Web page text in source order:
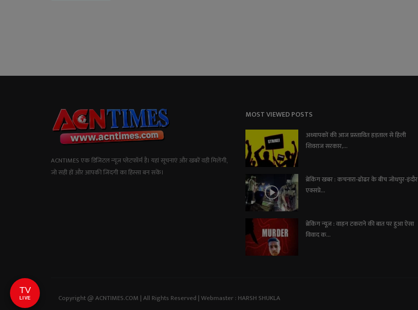
ACNTIMES एक डिजिटल न्यूज प्लेटफॉर्म है। यहां सूचनाएं और खबरें वही मिलेंगी,
जो सही हों और आपकी जिंदगी का हिस्सा बन सकें।
MOST VIEWED POSTS
अध्यापकों की आज प्रस्तावित हड़ताल से हिली
शिवराज सरकार,...
ब्रेकिंग खबर : कचनारा-ढोढर के बीच जोधपुर-इंदौर
एक्सप्रे...
ब्रेकिंग न्यूज़ : वाहन टकराने की बात पर हुआ ऐसा
विवाद क...
Copyright @ ACNTIMES.COM | All Rights Reserved | Webmaster : HARSH SHUKLA
TV
LIVE